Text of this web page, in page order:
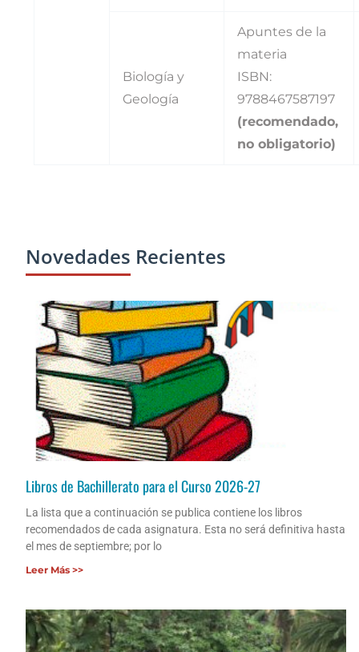
Biología y
Geología
Apuntes de la
materia
ISBN:
9788467587197
(recomendado,
no obligatorio)
Novedades Recientes
Libros de Bachillerato para el Curso 2026-27
La lista que a continuación se publica contiene los libros
recomendados de cada asignatura. Esta no será definitiva hasta
el mes de septiembre; por lo
Leer Más >>